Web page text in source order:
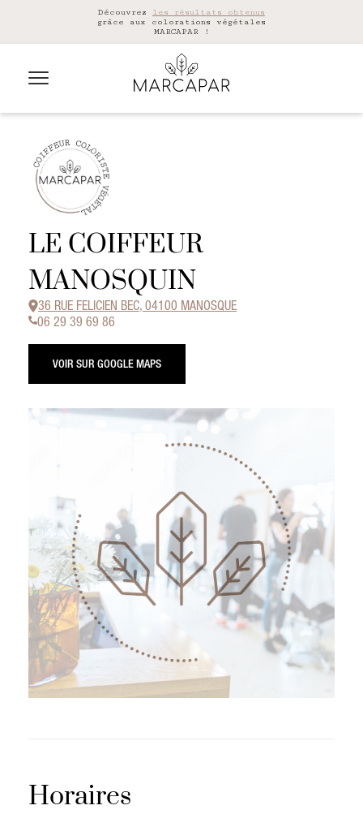
Découvrez les résultats obtenus
grâce aux colorations végétales
MARCAPAR !
LE COIFFEUR
MANOSQUIN
36 RUE FELICIEN BEC, 04100 MANOSQUE
06 29 39 69 86
VOIR SUR GOOGLE MAPS
Horaires